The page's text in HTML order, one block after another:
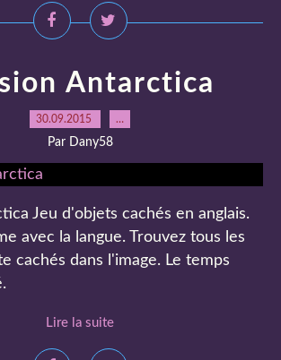
Antarctica
30.09.2015 …
Par Dany58
Jeu d'objets cachés en anglais.
avec la langue. Trouvez tous les
cachés dans l'image. Le temps
Lire la suite